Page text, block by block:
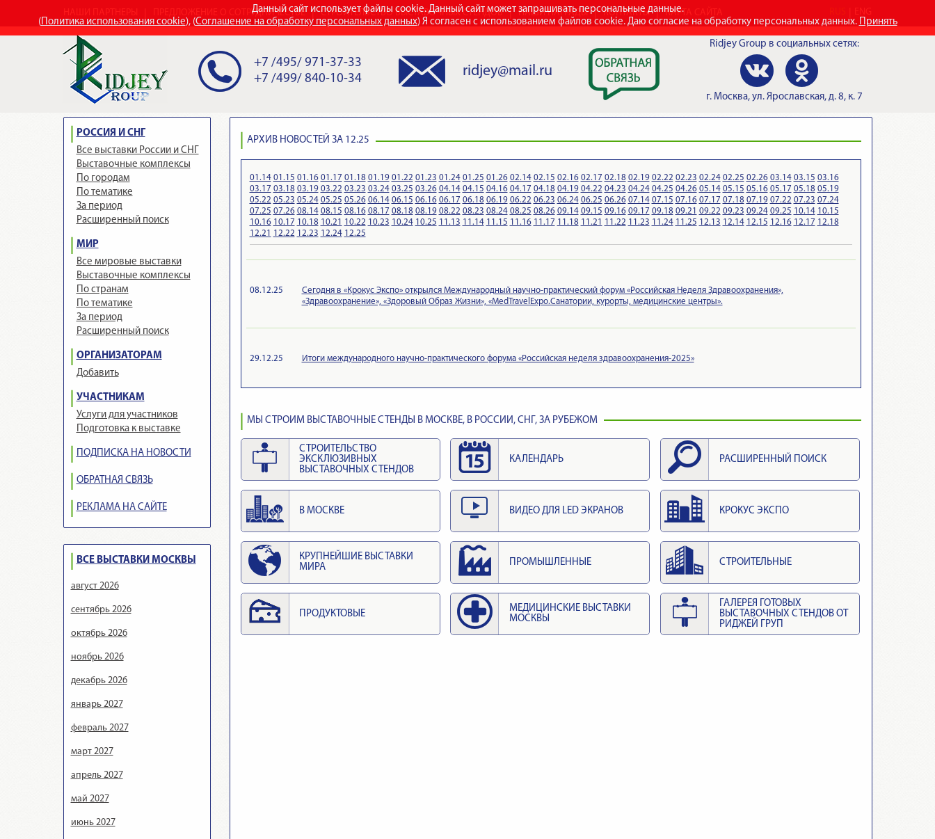
Данный сайт использует файлы cookie. Данный сайт может запрашивать персональные данные.
(Политика использования cookie), (Соглашение на обработку персональных данных) Я согласен с использованием файлов cookie. Даю согласие на обработку персональных данных. Принять
ПРЕДЛОЖЕНИЕ О СОТРУДНИЧЕСТВЕ СТРОИТЕЛЬСТВО ВЫСТАВОЧНЫХ СТЕНДОВ НАШИ НАГРАДЫ КОНТАКТЫ КАРТА САЙТА
+7 /495/ 971-37-33
+7 /499/ 840-10-34
ridjey@mail.ru
Ridjey Group в социальных сетях:
г. Москва, ул. Ярославская, д. 8, к. 7
РОССИЯ И СНГ
Все выставки России и СНГ
Выставочные комплексы
По городам
По тематике
За период
Расширенный поиск
МИР
Все мировые выставки
Выставочные комплексы
По странам
По тематике
За период
Расширенный поиск
ОРГАНИЗАТОРАМ
Добавить
УЧАСТНИКАМ
Услуги для участников
Подготовка к выставке
ПОДПИСКА НА НОВОСТИ
ОБРАТНАЯ СВЯЗЬ
РЕКЛАМА НА САЙТЕ
ВСЕ ВЫСТАВКИ МОСКВЫ
август 2026
сентябрь 2026
октябрь 2026
ноябрь 2026
декабрь 2026
январь 2027
февраль 2027
март 2027
апрель 2027
май 2027
июнь 2027
АРХИВ НОВОСТЕЙ ЗА 12.25
01.14 01.15 01.16 01.17 01.18 01.19 01.22 01.23 01.24 01.25 01.26 02.14 02.15 02.16 02.17 02.18 02.19 02.22 02.23 02.24 02.25 02.26 03.14 03.15 03.16
03.17 03.18 03.19 03.22 03.23 03.24 03.25 03.26 04.14 04.15 04.16 04.17 04.18 04.19 04.22 04.23 04.24 04.25 04.26 05.14 05.15 05.16 05.17 05.18 05.19
05.22 05.23 05.24 05.25 05.26 06.14 06.15 06.16 06.17 06.18 06.19 06.22 06.23 06.24 06.25 06.26 07.14 07.15 07.16 07.17 07.18 07.19 07.22 07.23 07.24
07.25 07.26 08.14 08.15 08.16 08.17 08.18 08.19 08.22 08.23 08.24 08.25 08.26 09.14 09.15 09.16 09.17 09.18 09.21 09.22 09.23 09.24 09.25 10.14 10.15
10.16 10.17 10.18 10.21 10.22 10.23 10.24 10.25 11.13 11.14 11.15 11.16 11.17 11.18 11.21 11.22 11.23 11.24 11.25 12.13 12.14 12.15 12.16 12.17 12.18
12.21
12.22 12.23 12.24 12.25
08.12.25
Сегодня в «Крокус Экспо» открылся Международный научно-практический форум «Российская Неделя Здравоохранения»,
«Здравоохранение», «Здоровый Образ Жизни», «MedTravelExpo.Санатории, курорты, медицинские центры».
29.12.25 Итоги международного научно-практического форума «Российская неделя здравоохранения-2025»
МЫ СТРОИМ ВЫСТАВОЧНЫЕ СТЕНДЫ В МОСКВЕ, В РОССИИ, СНГ, ЗА РУБЕЖОМ
СТРОИТЕЛЬСТВО
ЭКСКЛЮЗИВНЫХ
ВЫСТАВОЧНЫХ СТЕНДОВ
КАЛЕНДАРЬ РАСШИРЕННЫЙ ПОИСК
В МОСКВЕ ВИДЕО ДЛЯ LED ЭКРАНОВ КРОКУС ЭКСПО
КРУПНЕЙШИЕ ВЫСТАВКИ
МИРА
ПРОМЫШЛЕННЫЕ СТРОИТЕЛЬНЫЕ
ПРОДУКТОВЫЕ
МЕДИЦИНСКИЕ ВЫСТАВКИ
МОСКВЫ
ГАЛЕРЕЯ ГОТОВЫХ
ВЫСТАВОЧНЫХ СТЕНДОВ ОТ
РИДЖЕЙ ГРУП